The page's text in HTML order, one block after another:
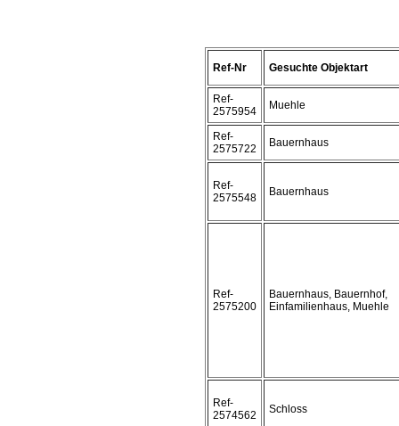
Ref-Nr Gesuchte Objektart
Ref-
2575954
Muehle
Ref-
2575722
Bauernhaus
Ref-
2575548
Bauernhaus
Ref-
2575200
Bauernhaus, Bauernhof,
Einfamilienhaus, Muehle
Ref-
2574562
Schloss